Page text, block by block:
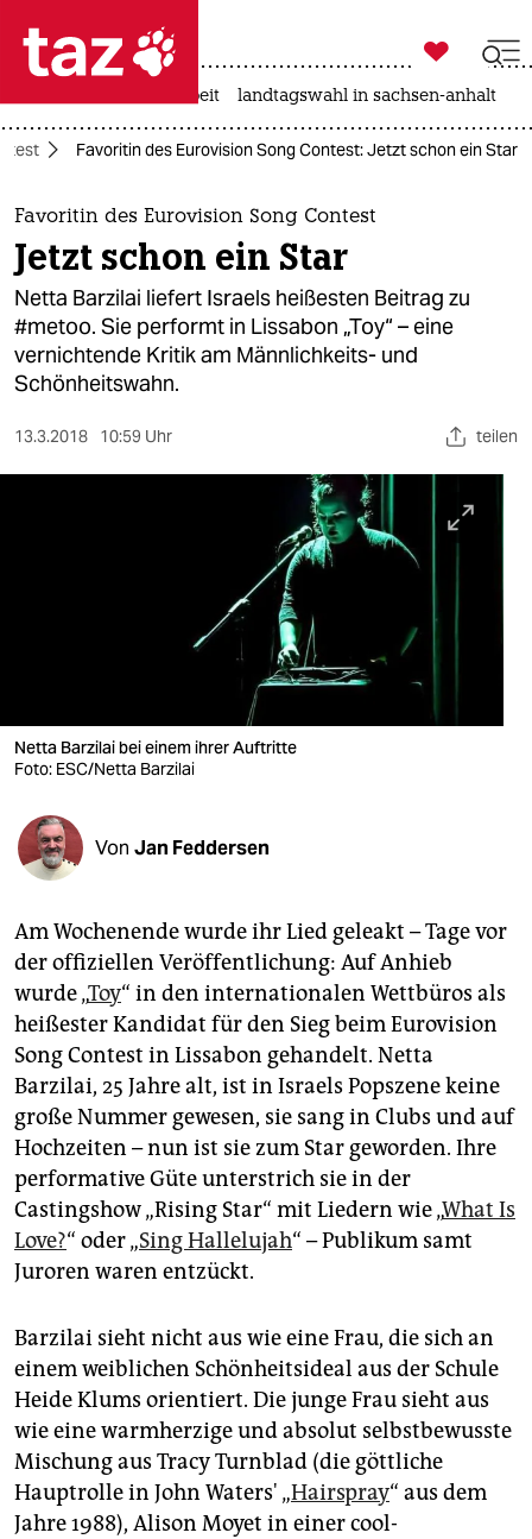
 taz zahl ich
taz zahl ich
themen
politik
öko
gesellschaft
kultur
sport
verlag
shop
fragen & hilfe
unterstützen
abo
genossenschaft
epaper login

taz zahl ich
arbeit landtagswahl in sachsen-anhalt
Favoritin des Eurovision Song Contest: Jetzt schon ein Star
Favoritin des Eurovision Song Contest
Jetzt schon ein Star
Netta Barzilai liefert Israels heißesten Beitrag zu
#metoo. Sie performt in Lissabon „Toy“ – eine
vernichtende Kritik am Männlichkeits- und
Schönheitswahn.
13.3.2018 10:59 Uhr teilen
Netta Barzilai bei einem ihrer Auftritte
Foto: ESC/Netta Barzilai
Von Jan Feddersen
Am Wochenende wurde ihr Lied geleakt – Tage vor
der offiziellen Veröffentlichung: Auf Anhieb
wurde „Toy“ in den internationalen Wettbüros als
heißester Kandidat für den Sieg beim Eurovision
Song Contest in Lissabon gehandelt. Netta
Barzilai, 25 Jahre alt, ist in Israels Popszene keine
große Nummer gewesen, sie sang in Clubs und auf
Hochzeiten – nun ist sie zum Star geworden. Ihre
performative Güte unterstrich sie in der
Castingshow „Rising Star“ mit Liedern wie „What Is
Love?“ oder „Sing Hallelujah“ – Publikum samt
Juroren waren entzückt.
Barzilai sieht nicht aus wie eine Frau, die sich an
einem weiblichen Schönheitsideal aus der Schule
Heide Klums orientiert. Die junge Frau sieht aus
wie eine warmherzige und absolut selbstbewusste
Mischung aus Tracy Turnblad (die göttliche
Hauptrolle in John Waters' „Hairspray“ aus dem
Jahre 1988), Alison Moyet in einer cool-